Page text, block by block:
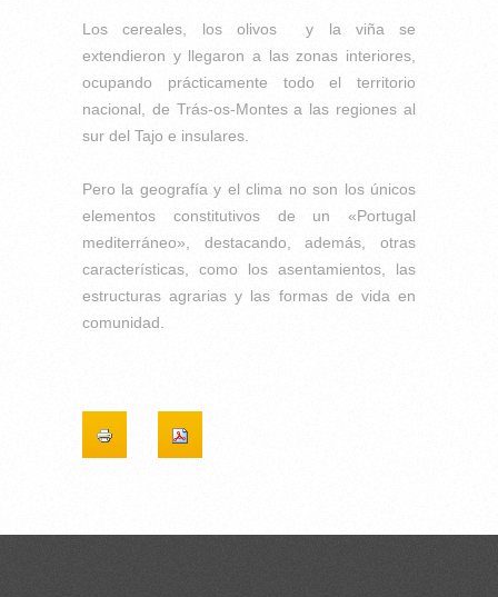
Los cereales, los olivos y la viña se
extendieron y llegaron a las zonas interiores,
ocupando prácticamente todo el territorio
nacional, de Trás-os-Montes a las regiones al
sur del Tajo e insulares.
Pero la geografía y el clima no son los únicos
elementos constitutivos de un «Portugal
mediterráneo», destacando, además, otras
características, como los asentamientos, las
estructuras agrarias y las formas de vida en
comunidad.